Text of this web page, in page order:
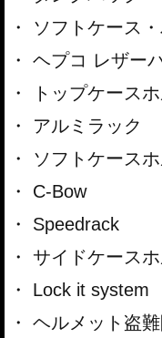
ソフトケース
ヘプコ レザー
トップケース
アルミラック
ソフトケース
C-Bow
Speedrack
サイドケース
Lock it system
ヘルメット盗